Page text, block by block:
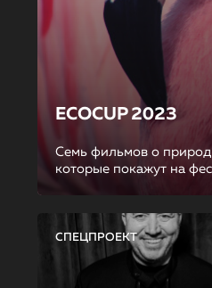
ECOCUP 2023
Семь фильмов о
которые покажут на
СПЕЦПРОЕКТ